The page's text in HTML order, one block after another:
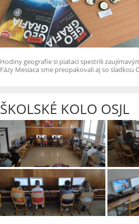
Hodiny geografie si piataci spestrili
Fázy Mesiaca sme preopakovali aj so sladkou
ŠKOLSKÉ KOLO OSJL